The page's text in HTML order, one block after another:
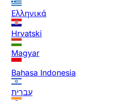
Ελληνικά
Hrvatski
Magyar
Bahasa Indonesia
עברית